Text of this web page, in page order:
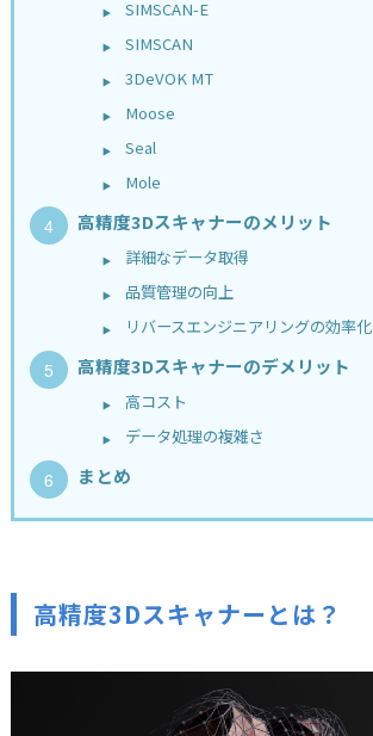
SIMSCAN-E
SIMSCAN
3DeVOK MT
Moose
Seal
Mole
高精度3Dスキャナーのメリット
詳細なデータ取得
品質管理の向上
リバースエンジニアリングの効率化
高精度3Dスキャナーのデメリット
高コスト
データ処理の複雑さ
まとめ
高精度3Dスキャナーとは？